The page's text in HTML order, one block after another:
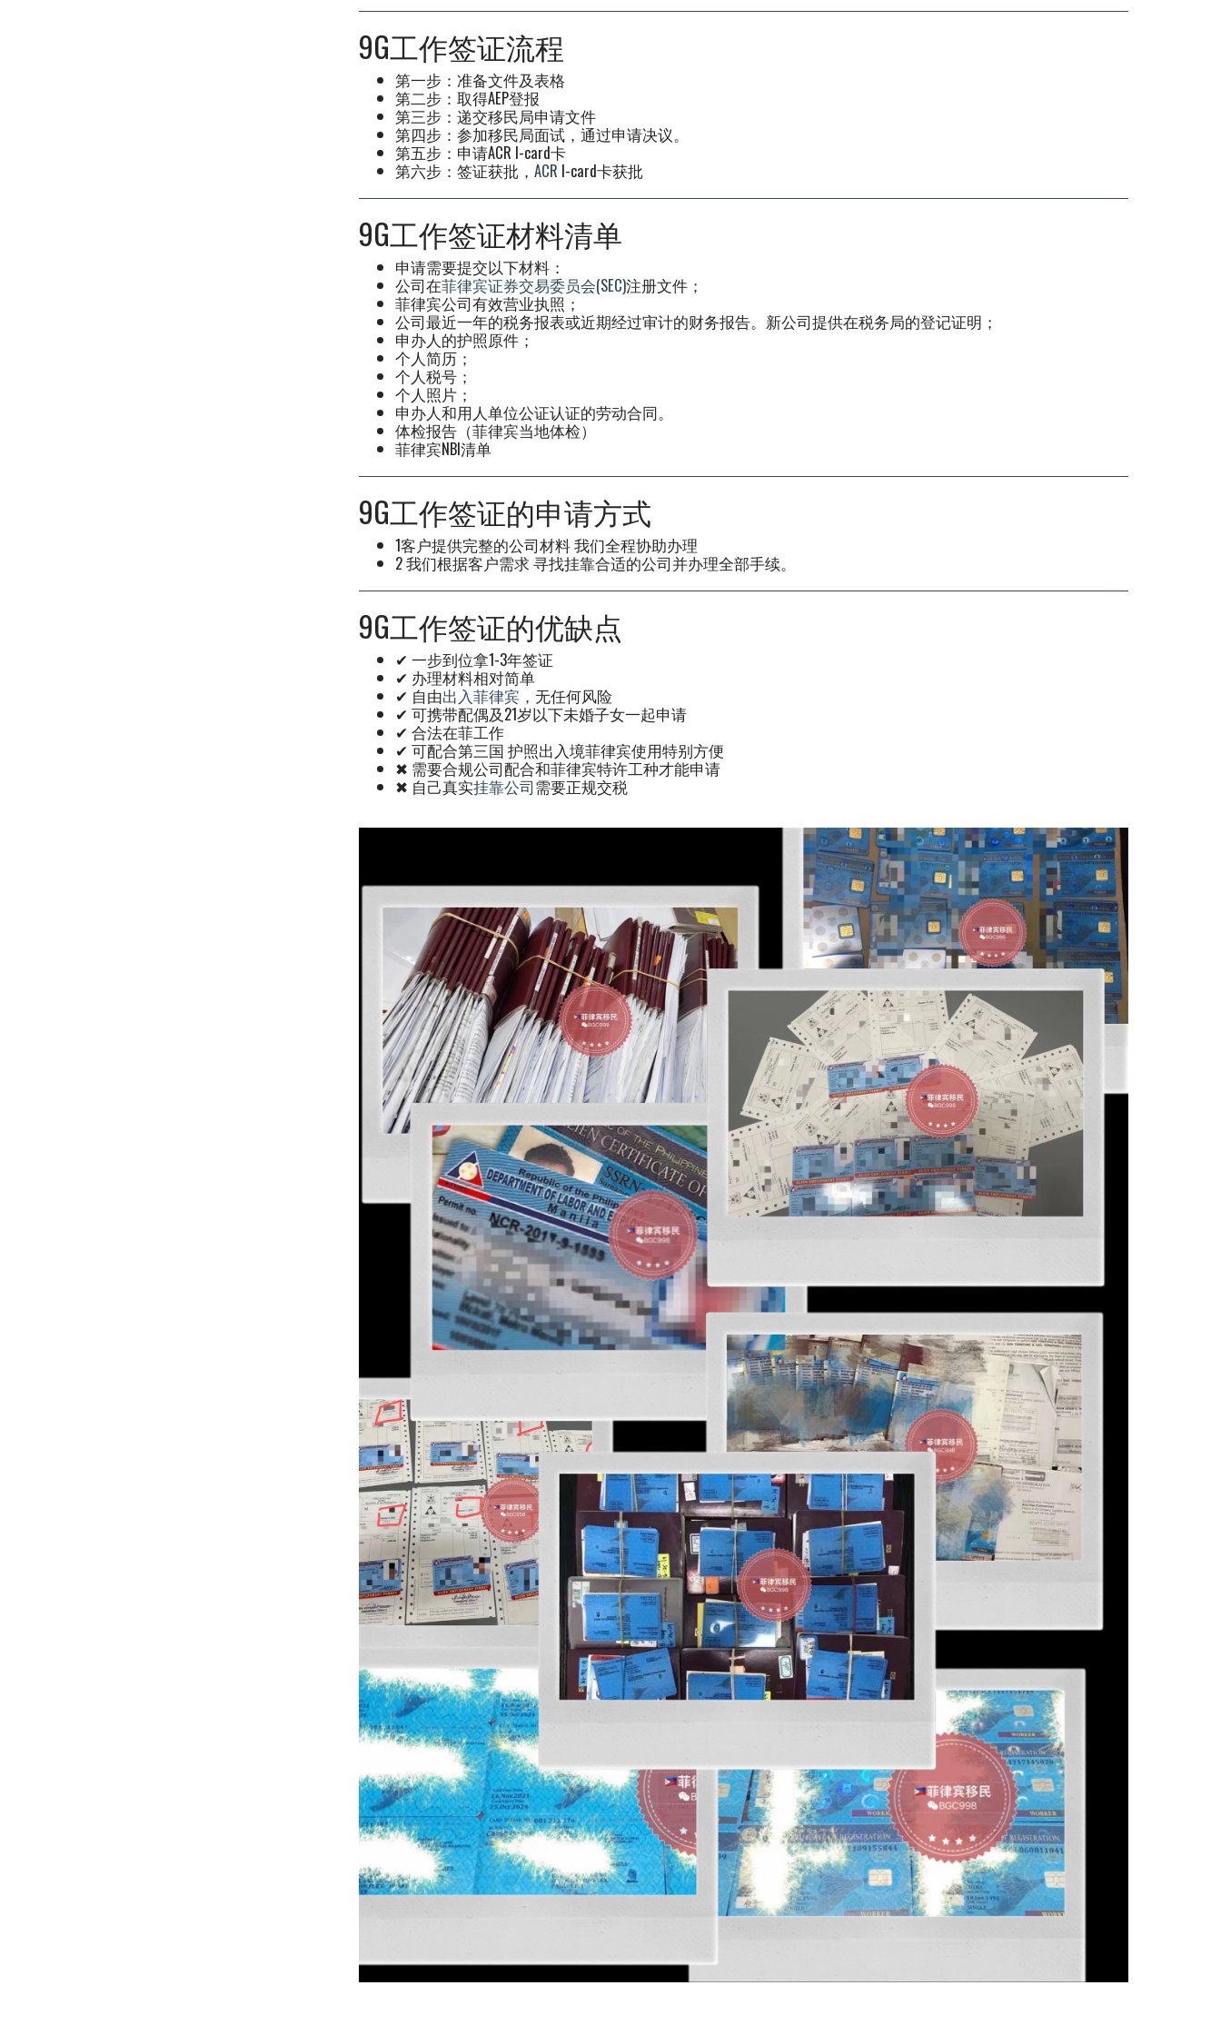
9G工作签证流程
第一步：准备文件及表格
第二步：取得AEP登报
第三步：递交移民局申请文件
第四步：参加移民局面试，通过申请决议。
第五步：申请ACR I-card卡
第六步：签证获批， ACR I-card卡获批
9G工作签证材料清单
申请需要提交以下材料：
公司在菲律宾证券交易委员会(SEC)注册文件；
菲律宾公司有效营业执照；
公司最近一年的税务报表或近期经过审计的财务报告。新公司提供在税务局的登记证明；
申办人的护照原件；
个人简历；
个人税号；
个人照片；
申办人和用人单位公证认证的劳动合同。
体检报告（菲律宾当地体检）
菲律宾NBI清单
9G工作签证的申请方式
1客户提供完整的公司材料 我们全程协助办理
2 我们根据客户需求 寻找挂靠合适的公司并办理全部手续。
9G工作签证的优缺点
✔ 一步到位拿1-3年签证
✔ 办理材料相对简单
✔ 自由出入菲律宾，无任何风险
✔ 可携带配偶及21岁以下未婚子女一起申请
✔ 合法在菲工作
✔ 可配合第三国 护照出入境菲律宾使用特别方便
✖ 需要合规公司配合和菲律宾特许工种才能申请
✖ 自己真实挂靠公司需要正规交税